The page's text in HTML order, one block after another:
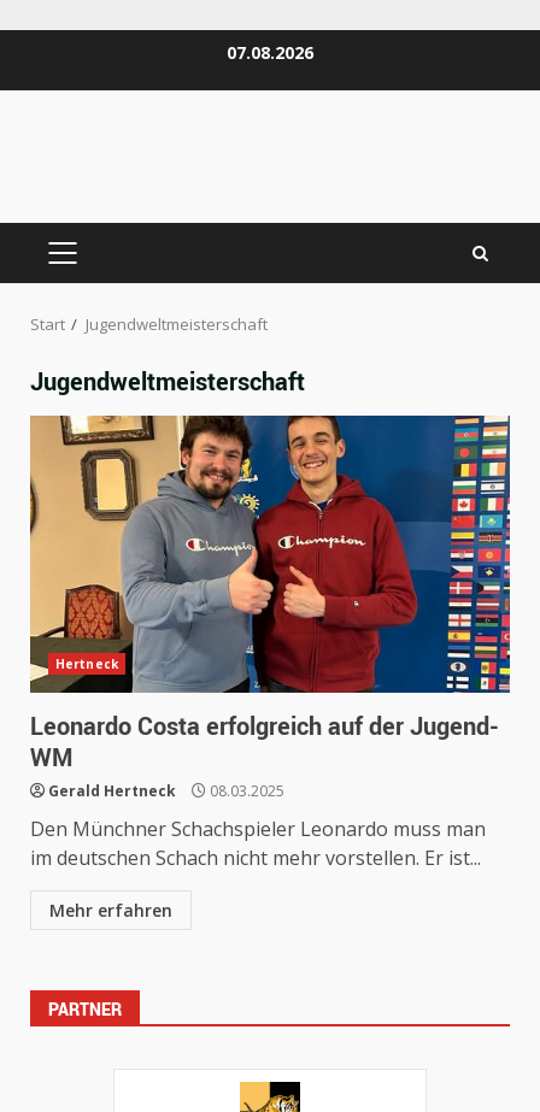
07.08.2026
PRIMÄRES
Start Jugendweltmeisterschaft
Jugendweltmeisterschaft
Hertneck
Leonardo Costa erfolgreich auf der Jugend-
WM
Gerald Hertneck 08.03.2025
Den Münchner Schachspieler Leonardo muss man
im deutschen Schach nicht mehr vorstellen. Er ist...
Mehr erfahren
PARTNER